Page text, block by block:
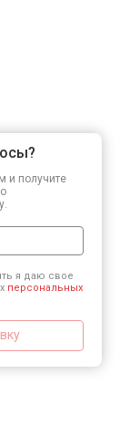
и получите
я даю свое
персональных